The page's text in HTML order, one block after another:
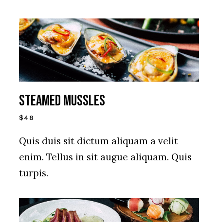
Steamed Mussles
$48
Quis duis sit dictum aliquam a velit
enim. Tellus in sit augue aliquam. Quis
turpis.